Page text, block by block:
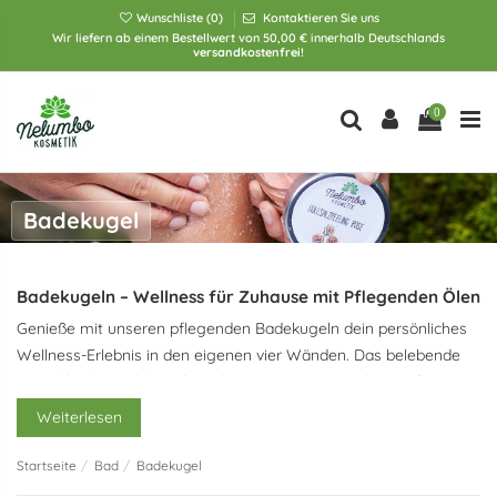
Wir liefern ab einem Bestellwert von 50,00 € innerhalb Deutschlands
versandkostenfrei!
Wunschliste (0) Kontaktieren Sie uns
0
Badekugel
Badekugeln – Wellness für Zuhause mit Pflegenden Ölen
Genieße mit unseren pflegenden Badekugeln dein persönliches
Wellness-Erlebnis in den eigenen vier Wänden. Das belebende
Sprudeln der Badekugeln wirkt revitalisierend und sorgt für ein
erfrischendes Badeerlebnis. Gleichzeitig verwöhnen hochwertige
Öle deine Haut, machen sie wunderbar weich und geschmeidig.
Weiterlesen
Startseite Bad Badekugel